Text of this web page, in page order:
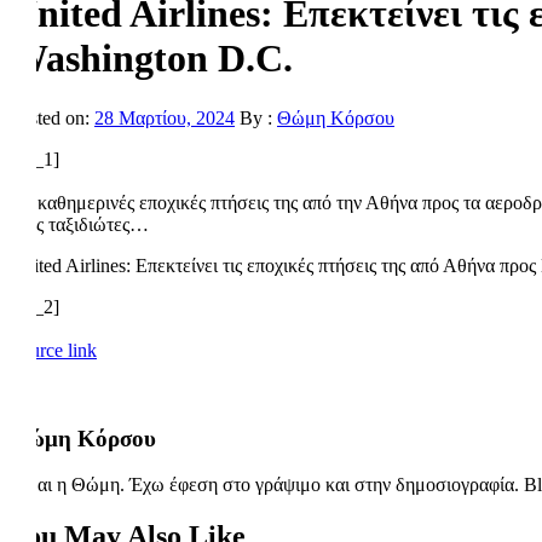
United Airlines: Επεκτείνει
Washington D.C.
Posted on: 28 Μαρτίου, 2024 By : Θώμη Κόρσου
[ad_1]
Τις καθημερινές εποχικές πτήσεις της από την Αθήνα προς τα
τους ταξιδιώτες…
United Airlines: Επεκτείνει τις εποχικές πτήσεις της από
[ad_2]
Source link
Θώμη Κόρσου
Είμαι η Θώμη. Έχω έφεση στο γράψιμο και στην δημοσιογραφία.